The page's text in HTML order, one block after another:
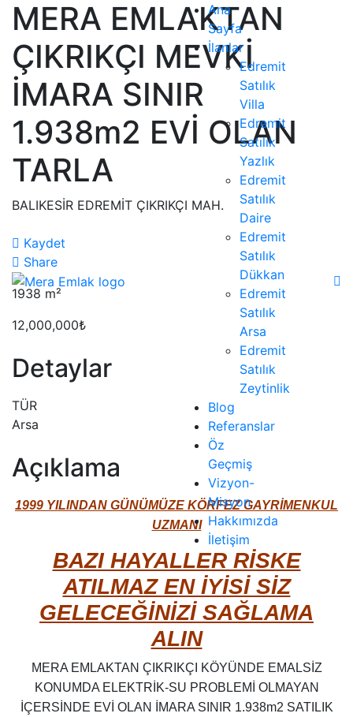
Ana
Sayfa
İlanlar
Edremit
Satılık
Villa
Edremit
Satılık
Yazlık
Edremit
Satılık
Daire
Edremit
Satılık
Dükkan
Edremit
Satılık
Arsa
Edremit
Satılık
Zeytinlik
Blog
Referanslar
Öz
Geçmiş
Vizyon-
Misyon
Hakkımızda
İletişim
MERA EMLAKTAN
ÇIKRIKÇI MEVKİ
İMARA SINIR
1.938m2 EVİ OLAN
TARLA
BALIKESİR EDREMİT ÇIKRIKÇI MAH.
Kaydet
Share
1938 m²
12,000,000₺
Detaylar
TÜR
Arsa
Açıklama
1999 YILINDAN GÜNÜMÜZE KÖRFEZ GAYRİMENKUL
UZMANI
BAZI HAYALLER RİSKE
ATILMAZ EN İYİSİ SİZ
GELECEĞİNİZİ SAĞLAMA
ALIN
MERA EMLAKTAN ÇIKRIKÇI KÖYÜNDE EMALSİZ
KONUMDA ELEKTRİK-SU PROBLEMİ OLMAYAN
İÇERSİNDE EVİ OLAN İMARA SINIR 1.938m2 SATILIK